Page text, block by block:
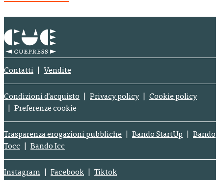
Contatti Vendite
Condizioni d’acquisto Privacy policy
Cookie policy
Preferenze cookie
Trasparenza erogazioni pubbliche Bando StartUp
Bando
Tocc
Bando Icc
Instagram Facebook Tiktok